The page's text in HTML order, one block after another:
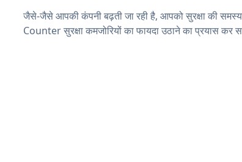
जैसे-जैसे आपकी कंपनी बढ़ती जा रही है, आपको सुरक्षा की
Counter सुरक्षा कमजोरियों का फायदा उठाने का प्रयास कर